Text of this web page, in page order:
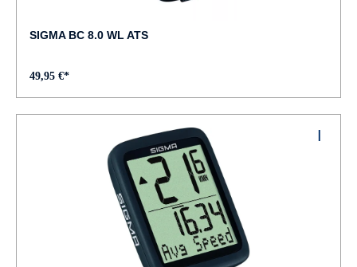
SIGMA BC 8.0 WL ATS
49,95 €*